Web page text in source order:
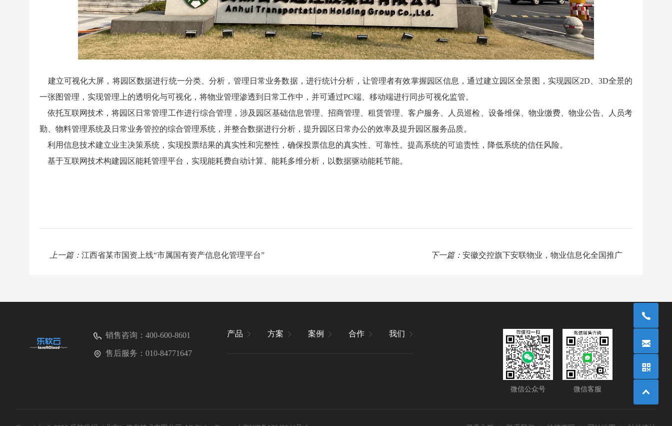
建立可视化大屏，将园区数据进行统一分类、分析，管理日常业务数据，进行统计分析，让管理者有效掌握园区信息，通过建立园区全景图，实现园区2D、3D全景的
一张图管理，实现管理上的透明化与可视化，将物业管理渗透到日常工作中，并可通过PC端、移动端进行同步可视化监管。
依托互联网技术，将园区日常管理工作进行综合管理，涉及园区基础信息管理、招商管理、租赁管理、客户服务、人员巡检、设备维保、物业缴费、物业公告、人员考
勤、物料管理系统及日常业务管控的综合管理系统，并整合数据进行分析，提升园区日常办公的效率及提升园区服务品质。
利用信息技术建立业主决策系统，实现投票结果的真实性和完整性，确保投票信息的真实性、可靠性。提高系统的可追责性，降低系统的信任风险。
基于互联网技术构建园区能耗管理平台，实现能耗费自动计算、能耗多维分析，以数据驱动能耗节能。
上一篇：江西省某市国资上线“市属国有资产信息化管理平台” 下一篇： 安徽交控旗下安联物业，物业信息化全国推广
销售咨询： 400-600-8601
售后服务： 010-84771647
微信公众号 微信客服
产品 方案 案例 合作 我们